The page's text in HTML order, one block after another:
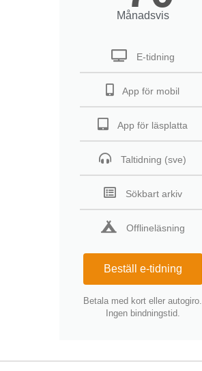
Månadsvis
E-tidning
App för mobil
App för läsplatta
Taltidning (sve)
Sökbart arkiv
Offlineläsning
Beställ e-tidning
Betala med kort eller autogiro.
Ingen bindningstid.